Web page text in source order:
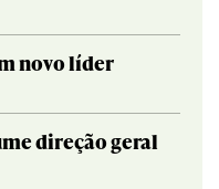
novo líder
direção geral